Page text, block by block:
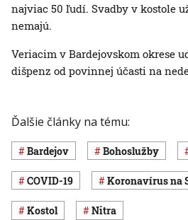
najviac 50 ľudí. Svadby v kostole
nemajú.
Veriacim v Bardejovskom okrese
dišpenz od povinnej účasti na
Ďalšie články na tému:
Bardejov bohoslužby
COVID-19 koronavírus na
kostol Nitra